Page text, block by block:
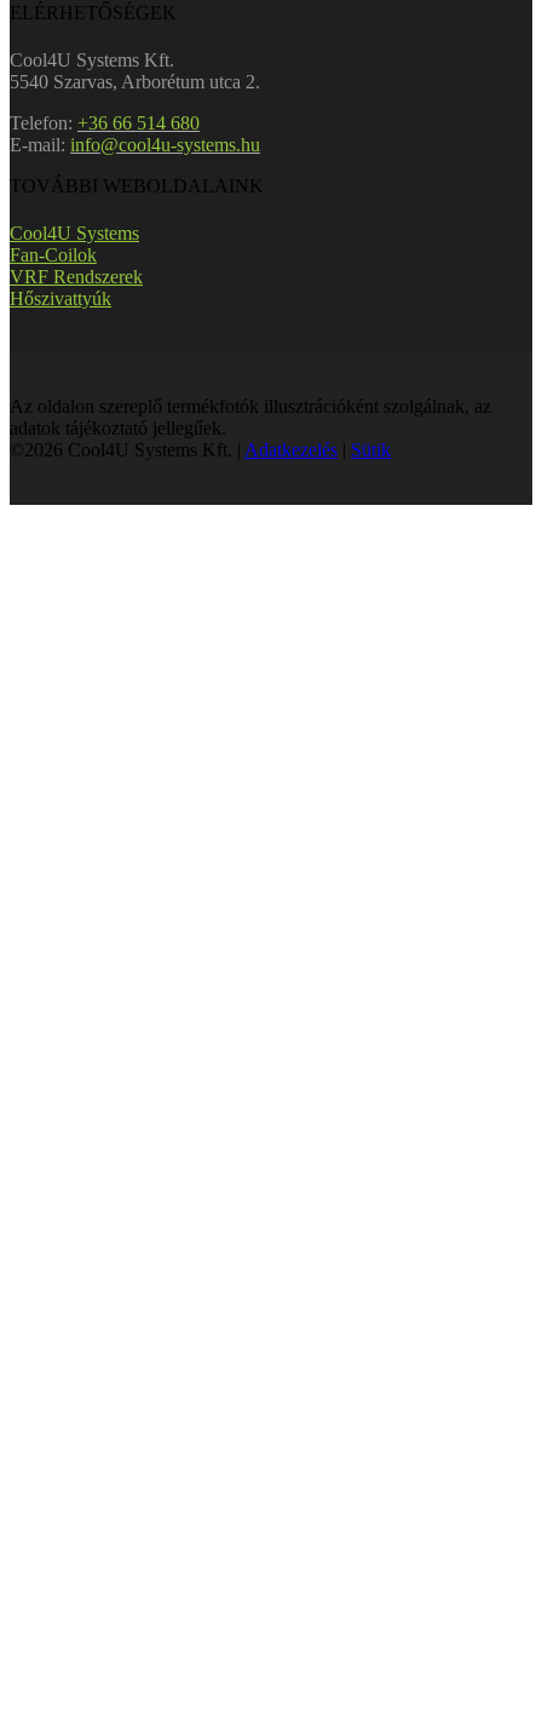
ELÉRHETŐSÉGEK
Cool4U Systems Kft.
5540 Szarvas, Arborétum utca 2.
Telefon: +36 66 514 680
E-mail: info@cool4u-systems.hu
TOVÁBBI WEBOLDALAINK
Cool4U Systems
Fan-Coilok
VRF Rendszerek
Hőszivattyúk
Az oldalon szereplő termékfotók illusztrációként szolgálnak, az
adatok tájékoztató jellegűek.
©2026 Cool4U Systems Kft. | Adatkezelés | Sütik